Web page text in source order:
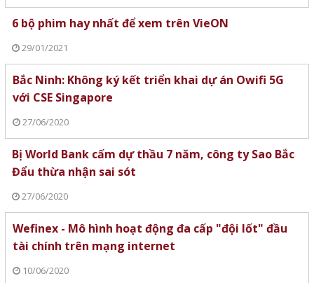
6 bộ phim hay nhất để xem trên VieON
29/01/2021
Bắc Ninh: Không ký kết triển khai dự án Owifi 5G
với CSE Singapore
27/06/2020
Bị World Bank cấm dự thầu 7 năm, công ty Sao Bắc
Đẩu thừa nhận sai sót
27/06/2020
Wefinex - Mô hình hoạt động đa cấp "đội lốt" đầu
tài chính trên mạng internet
10/06/2020